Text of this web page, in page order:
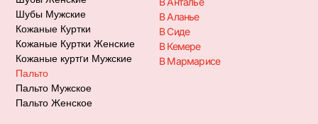
Шубы Мужские
Кожаные Куртки
Кожаные Куртки Женские
Кожаные куртrи Мужские
Пальто
Пальто Мужское
Пальто Женское
В Аланье
В Сиде
В Кемере
В Мармарисе